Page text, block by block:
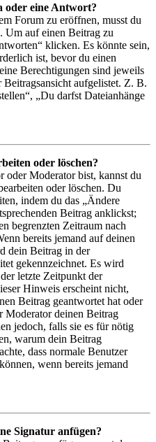
oder eine Antwort?
Forum zu eröffnen, musst du
Um auf einen Beitrag zu
klicken. Es könnte sein,
ist, bevor du einen
Berechtigungen sind jeweils
aufgelistet. Z. B.
„Du darfst Dateianhänge
oder löschen?
oder Moderator bist, kannst du
oder löschen. Du
indem du das „Ändere
Beitrag anklickst;
begrenzten Zeitraum nach
bereits jemand auf deinen
dein Beitrag in der
gekennzeichnet. Es wird
letzte Zeitpunkt der
Hinweis erscheint nicht,
Beitrag geantwortet hat oder
Moderator deinen Beitrag
jedoch, falls sie es für nötig
warum dein Beitrag
dass normale Benutzer
wenn bereits jemand
Signatur anfügen?